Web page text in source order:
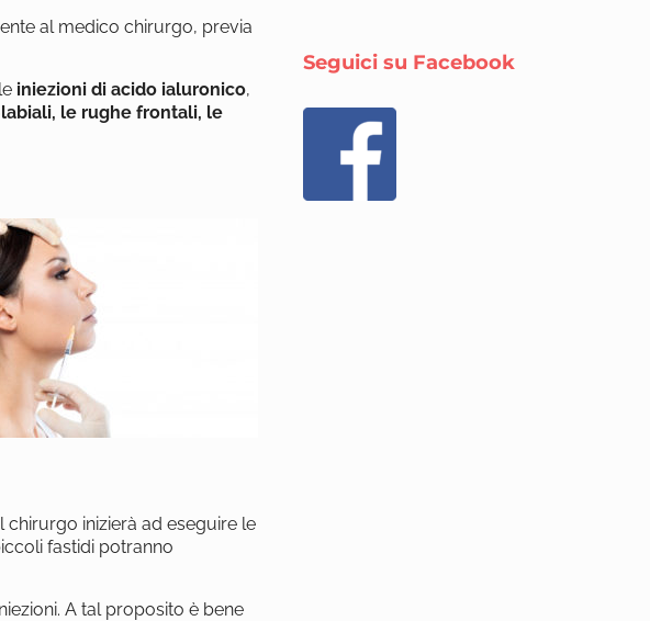
al medico chirurgo, previa
iniezioni di acido ialuronico,
le rughe frontali, le
chirurgo inizierà ad eseguire le
fastidi potranno
A tal proposito è bene
Seguici su Facebook